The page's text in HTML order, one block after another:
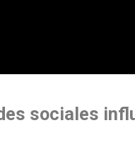
sociales